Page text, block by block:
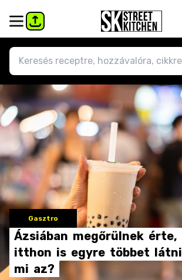
Gasztro
Ázsiában megőrülnek érte,
itthon is egyre többet látni
mi az?